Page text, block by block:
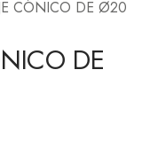
CÓNICO DE Ø20
DE